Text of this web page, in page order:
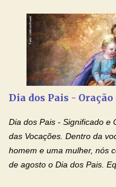
Santo, fazei que
o mesmo Espírito e
Cristo, Senhor Nosso.
Poderoso, Criador do céu
único Filho, nosso Senhor;
rito Santo; nasceu da
foi crucificado, morto e
ressuscitou ao terceiro dia;
de Deus Pai todo-
Dia dos Pais -
Dia dos Pais - Significado
das Vocações. Dentro da
homem e uma mulher, nós
de agosto o Dia dos Pais.